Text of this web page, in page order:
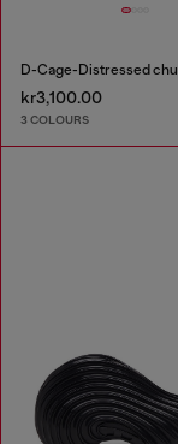
kr3,100.00
3 COLOURS